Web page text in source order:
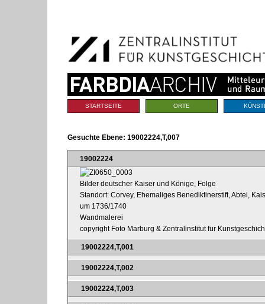
Navigation
Sektionen
STARTSEITE ORTE
Gesuchte Ebene: 19002224,T,007
19002224
Bilder deutscher Kaiser und Könige, Folge
Standort: Corvey, Ehemaliges Benediktinerstift, Abtei,
um 1736/1740
Wandmalerei
copyright Foto Marburg & Zentralinstitut für
19002224,T,001
19002224,T,002
19002224,T,003